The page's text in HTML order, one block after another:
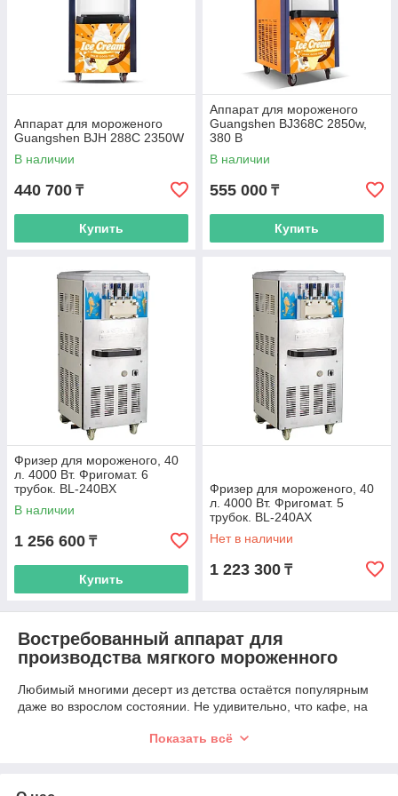
Аппарат для мороженого
Guangshen BJH 288C 2350W
В наличии
440 700 ₸
Купить
Аппарат для мороженого
Guangshen BJ368С 2850w,
380 В
В наличии
555 000 ₸
Купить
Фризер для мороженого, 40
л. 4000 Вт. Фригомат. 6
трубок. BL-240BX
В наличии
1 256 600 ₸
Купить
Фризер для мороженого, 40
л. 4000 Вт. Фригомат. 5
трубок. BL-240AX
Нет в наличии
1 223 300 ₸
Востребованный аппарат для
производства мягкого мороженного
Любимый многими десерт из детства остаётся популярным
даже во взрослом состоянии. Не удивительно, что кафе, на
привлекает постоянный и стабильный поток клиентов.
себе изделие под свои индивидуальные потребности.
Показать всё